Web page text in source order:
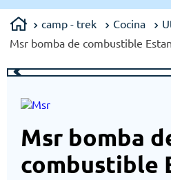
camp - trek Cocina
Msr bomba de combustible
Msr bomba
combustible